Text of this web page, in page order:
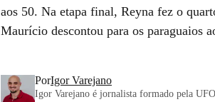
aos 50. Na etapa final, Reyna fez o
Maurício descontou para os paraguaios
PorIgor Varejano
Igor Varejano é jornalista formado pela